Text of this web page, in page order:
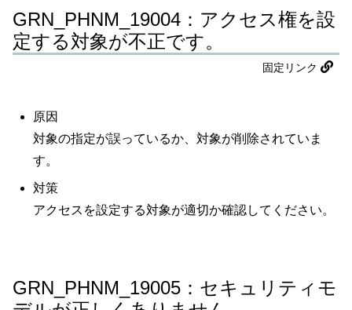
GRN_PHNM_19004：アクセス権を設
定する対象が不正です。
固定リンク
原因
対象の指定が誤っているか、対象が削除されていま
す。
対策
アクセスを設定する対象が適切か確認してください。
GRN_PHNM_19005：セキュリティモ